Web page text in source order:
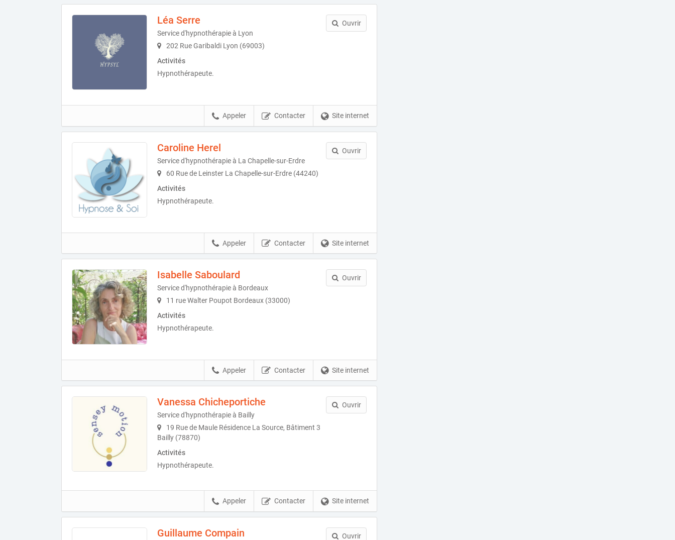
Léa Serre
Service d'hypnothérapie à Lyon
202 Rue Garibaldi Lyon (69003)
Activités
Hypnothérapeute.
Ouvrir
Site internet
Contacter
Appeler
Caroline Herel
Service d'hypnothérapie à La Chapelle-sur-Erdre
60 Rue de Leinster La Chapelle-sur-Erdre (44240)
Activités
Hypnothérapeute.
Ouvrir
Site internet
Contacter
Appeler
Isabelle Saboulard
Service d'hypnothérapie à Bordeaux
11 rue Walter Poupot Bordeaux (33000)
Activités
Hypnothérapeute.
Ouvrir
Site internet
Contacter
Appeler
Vanessa Chicheportiche
Service d'hypnothérapie à Bailly
19 Rue de Maule Résidence La Source, Bâtiment 3
Bailly (78870)
Activités
Hypnothérapeute.
Ouvrir
Site internet
Contacter
Appeler
Guillaume Compain Ouvrir